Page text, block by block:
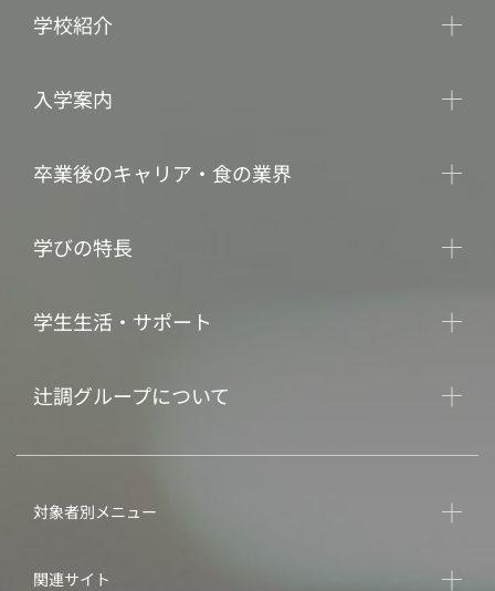
学校紹介
入学案内
卒業後のキャリア・食の業界
学びの特長
学生生活・サポート
辻調グループについて
対象者別メニュー
関連サイト